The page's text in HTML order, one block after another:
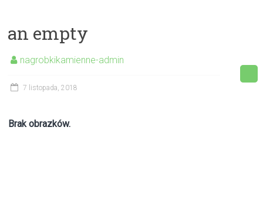
an empty
nagrobkikamienne-admin
7 listopada, 2018
Brak obrazków.